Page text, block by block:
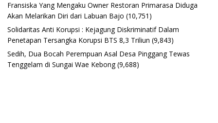
Fransiska Yang Mengaku Owner Restoran Primarasa Diduga
Akan Melarikan Diri dari Labuan Bajo (10,751)
Solidaritas Anti Korupsi : Kejagung Diskriminatif Dalam
Penetapan Tersangka Korupsi BTS 8,3 Triliun (9,843)
Sedih, Dua Bocah Perempuan Asal Desa Pinggang Tewas
Tenggelam di Sungai Wae Kebong (9,688)